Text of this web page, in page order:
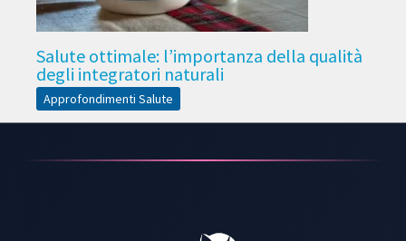
Salute ottimale: l’importanza della qualità
degli integratori naturali
Approfondimenti Salute